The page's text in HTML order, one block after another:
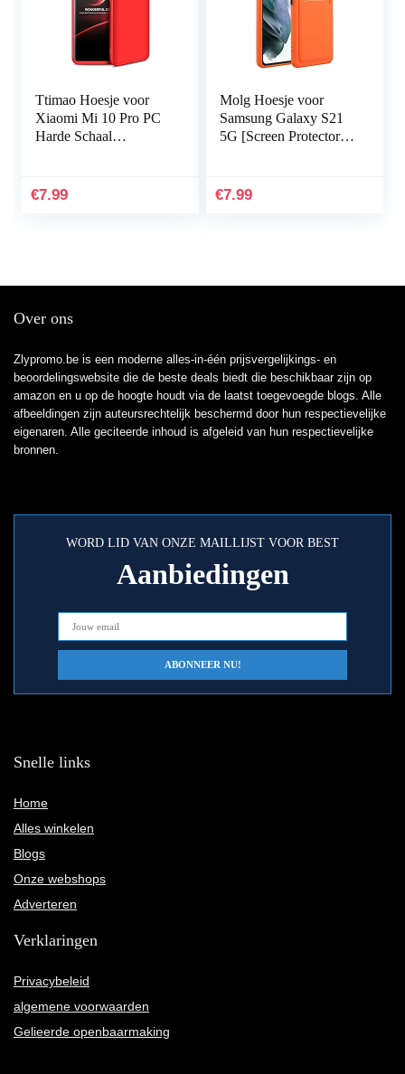
Ttimao Hoesje voor
Xiaomi Mi 10 Pro PC
Harde Schaal
Ultradunne Shock
€7.99
Molg Hoesje voor
Samsung Galaxy S21
5G [Screen Protector]
Proof
€7.99
Over ons
Zlypromo.be is een moderne alles-in-één prijsvergelijkings- en
beoordelingswebsite die de beste deals biedt die beschikbaar zijn op
amazon en u op de hoogte houdt via de laatst toegevoegde blogs. Alle
afbeeldingen zijn auteursrechtelijk beschermd door hun respectievelijke
eigenaren. Alle geciteerde inhoud is afgeleid van hun respectievelijke
bronnen.
WORD LID VAN ONZE MAILLIJST VOOR BEST
Aanbiedingen
Snelle links
Home
Alles winkelen
Blogs
Onze webshops
Adverteren
Verklaringen
Privacybeleid
algemene voorwaarden
Gelieerde openbaarmaking